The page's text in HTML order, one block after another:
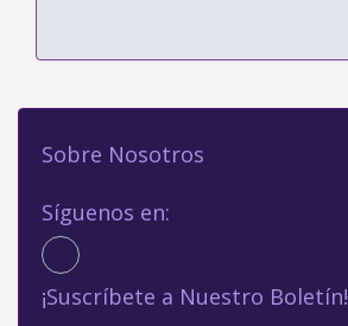
Sobre Nosotros
Síguenos en:
¡Suscríbete a Nuestro Boletín!